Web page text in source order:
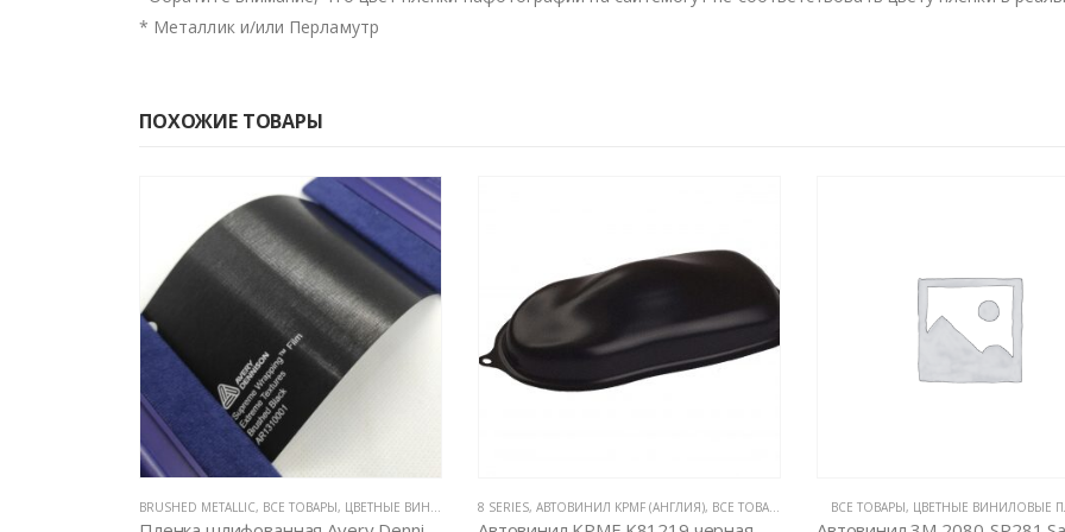
* Металлик и/или Перламутр
ПОХОЖИЕ ТОВАРЫ
8 SERIES, АВТОВИНИЛ KPMF (АНГЛИЯ),ВСЕ ТОВАРЫ ЦВЕТНЫЕ ВИНИЛОВЫЕ ПЛЕНКИ
ВСЕ ТОВАРЫ,ЦВЕТНЫЕ ВИНИЛОВЫЕ ПЛЕНКИ COLORFLOW,ВСЕ ТОВАРЫ,ЦВЕТНЫЕ